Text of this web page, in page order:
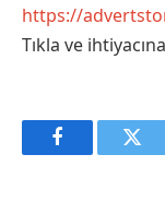
https://
Tıkla ve
Facebook